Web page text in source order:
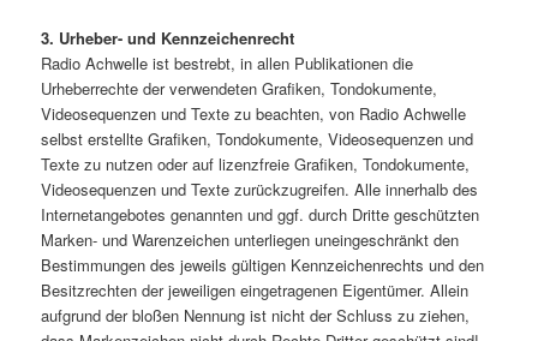
3. Urheber- und Kennzeichenrecht
Radio Achwelle ist bestrebt, in allen Publikationen die
Urheberrechte der verwendeten Grafiken, Tondokumente,
Videosequenzen und Texte zu beachten, von Radio Achwelle
selbst erstellte Grafiken, Tondokumente, Videosequenzen und
Texte zu nutzen oder auf lizenzfreie Grafiken, Tondokumente,
Videosequenzen und Texte zurückzugreifen. Alle innerhalb des
Internetangebotes genannten und ggf. durch Dritte geschützten
Marken- und Warenzeichen unterliegen uneingeschränkt den
Bestimmungen des jeweils gültigen Kennzeichenrechts und den
Besitzrechten der jeweiligen eingetragenen Eigentümer. Allein
aufgrund der bloßen Nennung ist nicht der Schluss zu ziehen,